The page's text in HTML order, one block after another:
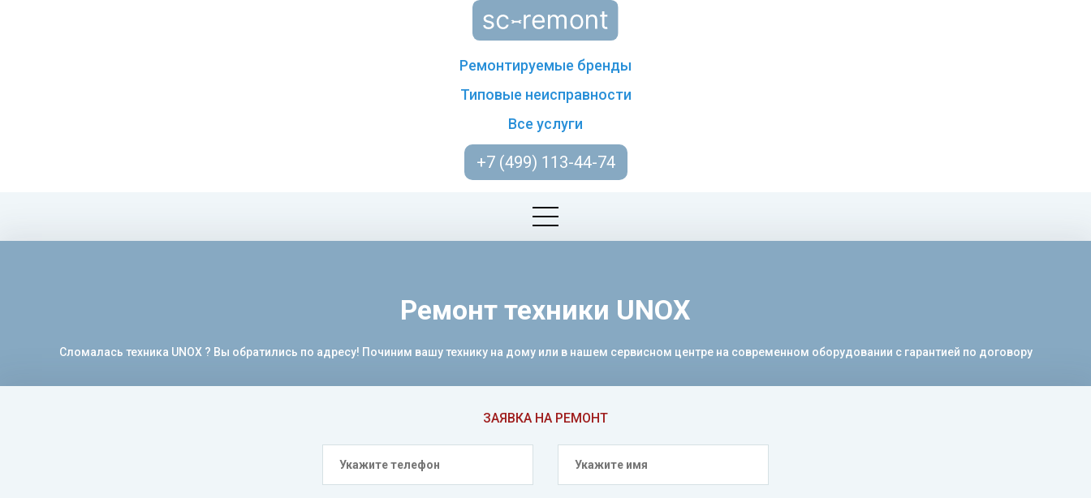
Ремонтируемые бренды
Типовые неисправности
Все услуги
+7 (499) 113-44-74
ЗАЯВКА НА РЕМОНТ
Ремонт техники UNOX
Сломалась техника UNOX ? Вы обратились по адресу! Починим вашу технику на дому или в нашем сервисном центре на современном оборудовании с гарантией по договору